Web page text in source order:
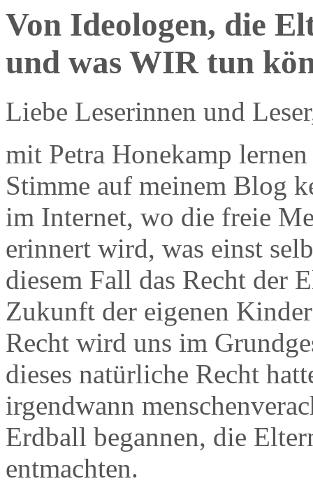
Von Ideologen, die
und was WIR tun
Liebe Leserinnen und
mit Petra Honekamp
Stimme auf meinem Blog
im Internet, wo die freie
erinnert wird, was einst
diesem Fall das Recht der
Zukunft der eigenen
Recht wird uns im
dieses natürliche Recht
irgendwann
Erdball begannen, die
entmachten.